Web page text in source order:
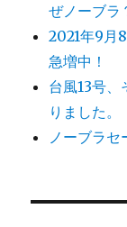
ぜノーブラ
2021年9月
急増中！
台風13号、
りました。
ノーブラ